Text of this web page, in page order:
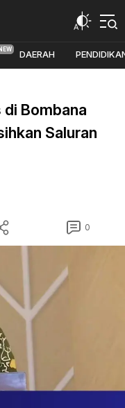
DAERAH
Bombana
Saluran
0